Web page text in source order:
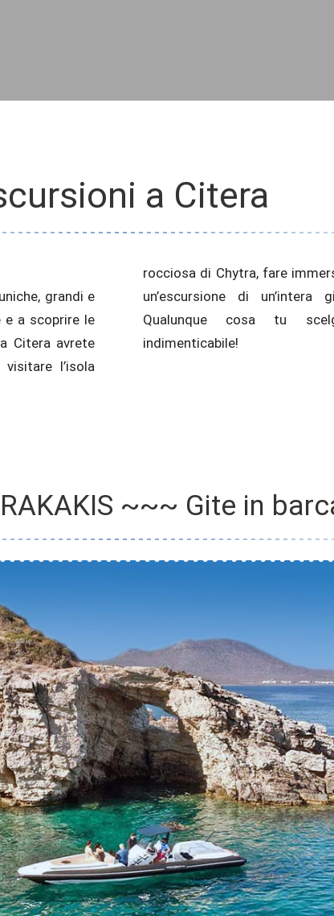
a Citera
grandi e
e a scoprire le
Citera avrete
l’isola
rocciosa di Chytra, fare
di Citera.
indimenticabile!
~~~ Gite in